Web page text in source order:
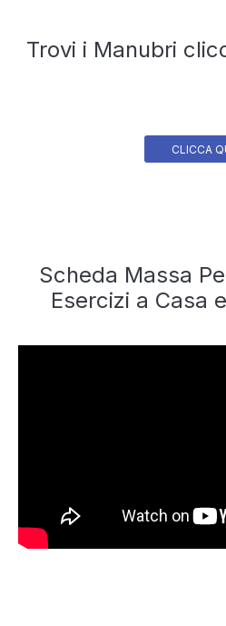
Trovi i Manubri
CLICCA
Scheda Massa
Esercizi a Casa